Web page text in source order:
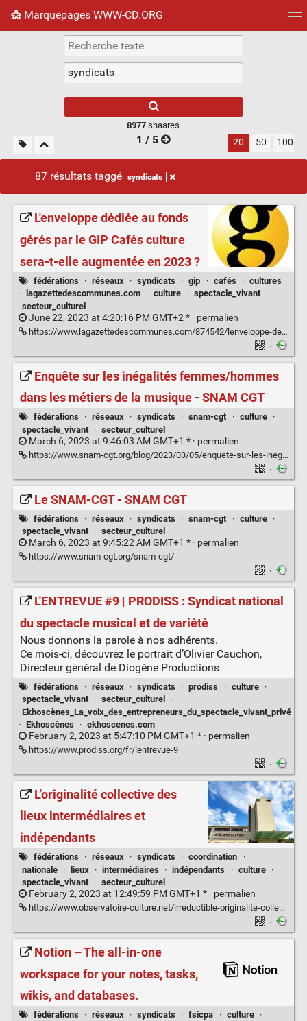
Marquepages WWW-CD.ORG
Nuage de tags Mur d'images
8977 shaares
1 / 5 20 50 100
87 résultats taggé syndicats
L'enveloppe dédiée au fonds
gérés par le GIP Cafés culture
sera-t-elle augmentée en 2023 ?
fédérations · réseaux · syndicats · gip · cafés · cultures
·
lagazettedescommunes.com · culture · spectacle_vivant ·
secteur_culturel
June 22, 2023 at 4:20:16 PM GMT+2 * · permalien
https://www.lagazettedescommunes.com/874542/lenveloppe-dediee-au-fonds-geres-par-le-gip-cafes-culture-sera-t-elle-augmentee-en-2023/
·
Enquête sur les inégalités femmes/hommes
dans les métiers de la musique - SNAM CGT
fédérations · réseaux · syndicats · snam-cgt · culture
·
spectacle_vivant
· secteur_culturel
March 6, 2023 at 9:46:03 AM GMT+1 * · permalien
https://www.snam-cgt.org/blog/2023/03/05/enquete-sur-les-inegalites-femmes-hommes-dans-les-metiers-de-la-musique/
·
Le SNAM-CGT - SNAM CGT
fédérations · réseaux · syndicats · snam-cgt · culture
·
spectacle_vivant
· secteur_culturel
March 6, 2023 at 9:45:22 AM GMT+1 * · permalien
https://www.snam-cgt.org/snam-cgt/
·
L'ENTREVUE #9 | PRODISS : Syndicat national
du spectacle musical et de variété
Nous donnons la parole à nos adhérents.
Ce mois-ci, découvrez le portrait d’Olivier Cauchon,
Directeur général de Diogène Productions
fédérations · réseaux · syndicats · prodiss · culture
·
spectacle_vivant
· secteur_culturel
·
Ekhoscènes_La_voix_des_entrepreneurs_du_spectacle_vivant_privé
· Ekhoscènes · ekhoscenes.com
February 2, 2023 at 5:47:10 PM GMT+1 * · permalien
https://www.prodiss.org/fr/lentrevue-9
·
L’originalité collective des
lieux intermédiaires et
indépendants
fédérations · réseaux · syndicats · coordination
·
nationale
· lieux · intermédiaires · indépendants · culture
·
spectacle_vivant
· secteur_culturel
February 2, 2023 at 12:49:59 PM GMT+1 * · permalien
https://www.observatoire-culture.net/irreductible-originalite-collective-lieux-intermediaires-independants/
·
Notion – The all-in-one
workspace for your notes, tasks,
wikis, and databases.
fédérations · réseaux · syndicats · fsicpa · culture
·